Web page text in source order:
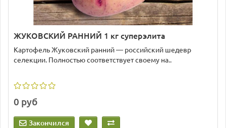
ЖУКОВСКИЙ РАННИЙ 1 кг суперэлита
Картофель Жуковский ранний — российский шедевр
селекции. Полностью соответствует своему на..
0 руб
Закончился